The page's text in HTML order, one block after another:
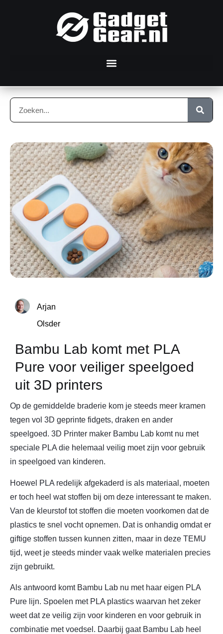
Arjan
Olsder
Bambu Lab komt met PLA
Pure voor veiliger speelgoed
uit 3D printers
Op de gemiddelde braderie kom je steeds meer kramen
tegen vol 3D geprinte fidgets, draken en ander
speelgoed. 3D Printer maker Bambu Lab komt nu met
speciale PLA die helemaal veilig moet zijn voor gebruik
in speelgoed van kinderen.
Hoewel PLA redelijk afgekaderd is als materiaal, moeten
er toch heel wat stoffen bij om deze interessant te maken.
Van de kleurstof tot stoffen die moeten voorkomen dat de
plastics te snel vocht opnemen. Dat is onhandig omdat er
giftige stoffen tussen kunnen zitten, maar in deze TEMU
tijd, weet je steeds minder vaak welke materialen precies
zijn gebruikt.
Als antwoord komt Bambu Lab nu met haar eigen PLA
Pure lijn. Spoelen met PLA plastics waarvan het zeker
weet dat ze veilig zijn voor kinderen en voor gebruik in
combinatie met voedsel. Daarbij gaat Bambu Lab heel